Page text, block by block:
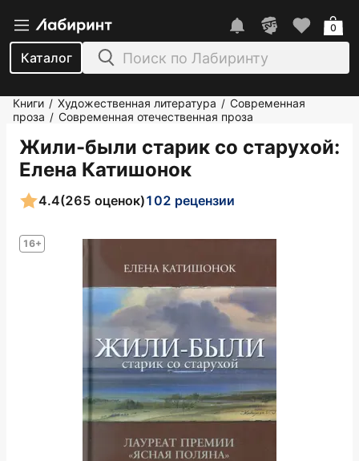
Каталог
0
Книги / Художественная литература / Современная
проза / Современная отечественная проза
Жили-были старик со старухой:
Елена Катишонок
16+
4.4(265 оценок)102 рецензии